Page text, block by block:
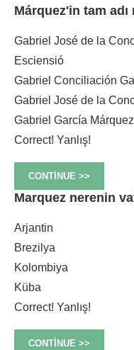
Márquez'in tam adı
Gabriel José de la
Esciensió
Gabriel Conciliación
Gabriel José de la
Gabriel García Márquez
Correct! Yanlış!
CONTINUE >>
Marquez nerenin
Arjantin
Brezilya
Kolombiya
Küba
Correct! Yanlış!
CONTINUE >>